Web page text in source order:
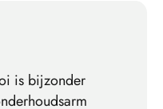
is bijzonder